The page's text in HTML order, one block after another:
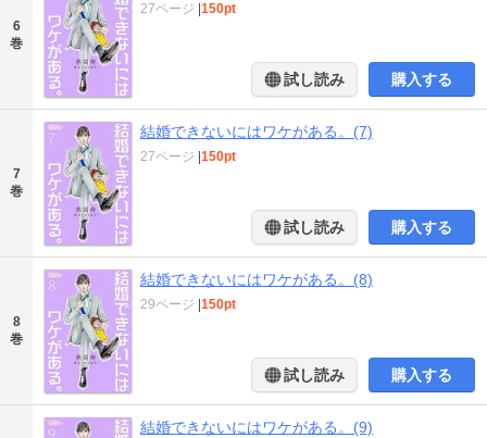
6
巻
27ページ 150pt
試し読み 購入する
7
巻
結婚できないにはワケがある。(7)
27ページ 150pt
試し読み 購入する
8
巻
結婚できないにはワケがある。(8)
29ページ 150pt
試し読み 購入する
結婚できないにはワケがある。(9)